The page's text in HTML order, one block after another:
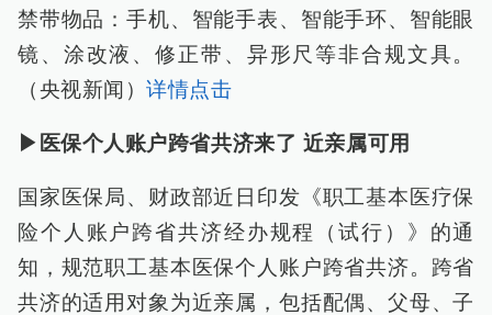
禁带物品：手机、智能手表、智能手环、智能眼
镜、涂改液、修正带、异形尺等非合规文具。
（央视新闻）详情点击
▶医保个人账户跨省共济来了 近亲属可用
国家医保局、财政部近日印发《职工基本医疗保
险个人账户跨省共济经办规程（试行）》的通
知，规范职工基本医保个人账户跨省共济。跨省
共济的适用对象为近亲属，包括配偶、父母、子